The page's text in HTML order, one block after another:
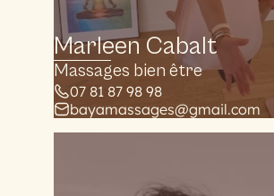
Marleen Cabalt
Massages bien être
07 81 87 98 98
bayamassages@gmail.com